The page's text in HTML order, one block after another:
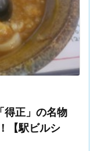
得正」の名物
【駅ビルシ